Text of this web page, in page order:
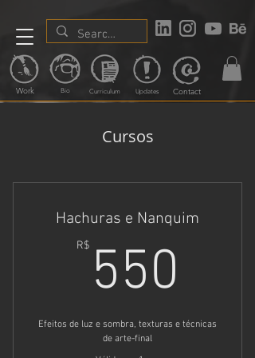
Work Bio Curriculum Updates Contact
Cursos
Hachuras e Nanquim
R$ 550
Efeitos de luz e sombra, texturas e técnicas
de arte-final